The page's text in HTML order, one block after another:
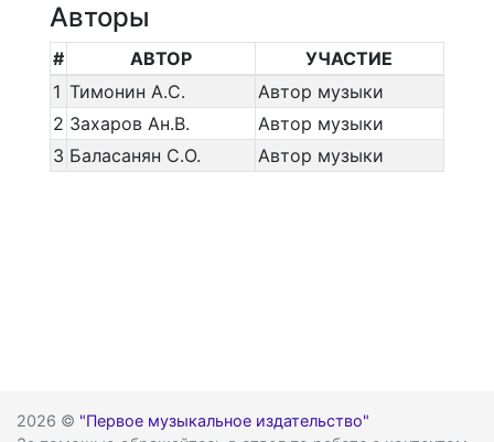
Авторы
# АВТОР
УЧАСТИЕ
1 Тимонин А.С.
Автор музыки
2 Захаров Ан.В.
Автор музыки
3 Баласанян С.О. Автор музыки
2026 © "Первое музыкальное издательство"